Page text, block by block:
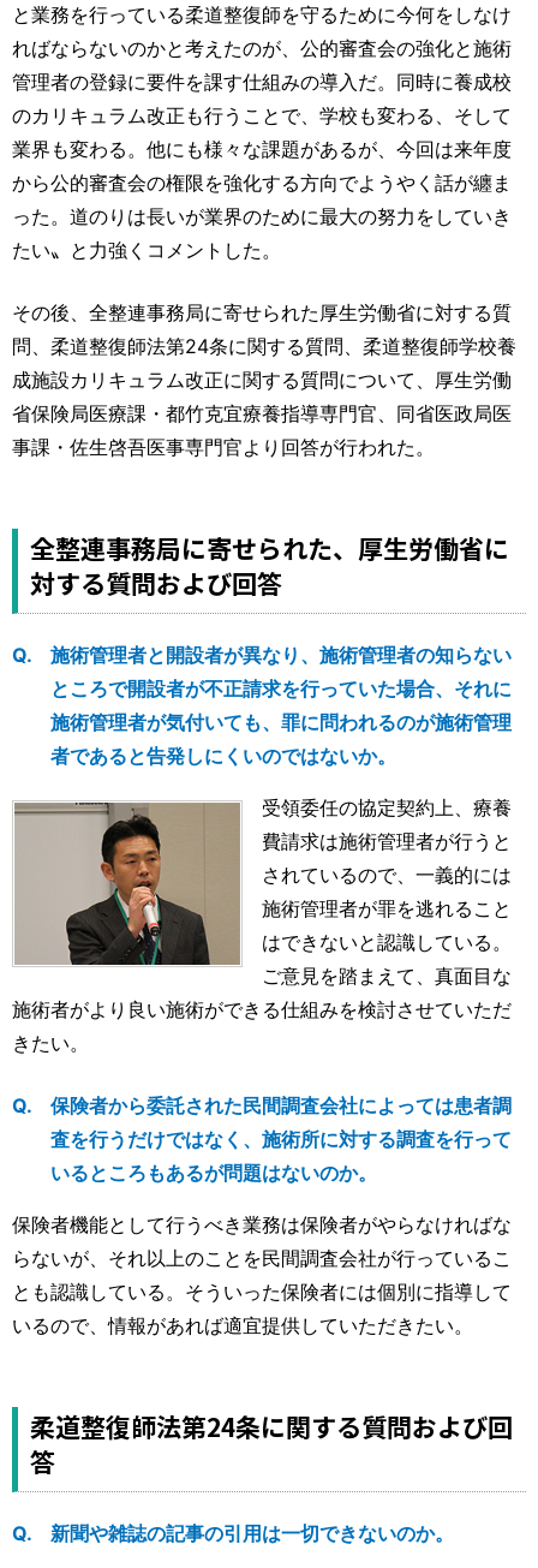
と業務を行っている柔道整復師を守るために今何をしなけ
ればならないのかと考えたのが、公的審査会の強化と施術
管理者の登録に要件を課す仕組みの導入だ。同時に養成校
のカリキュラム改正も行うことで、学校も変わる、そして
業界も変わる。他にも様々な課題があるが、今回は来年度
から公的審査会の権限を強化する方向でようやく話が纏ま
った。道のりは長いが業界のために最大の努力をしていき
たい〟と力強くコメントした。
その後、全整連事務局に寄せられた厚生労働省に対する質
問、柔道整復師法第24条に関する質問、柔道整復師学校養
成施設カリキュラム改正に関する質問について、厚生労働
省保険局医療課・都竹克宜療養指導専門官、同省医政局医
事課・佐生啓吾医事専門官より回答が行われた。
全整連事務局に寄せられた、厚生労働省に
対する質問および回答
施術管理者と開設者が異なり、施術管理者の知らない
ところで開設者が不正請求を行っていた場合、それに
施術管理者が気付いても、罪に問われるのが施術管理
者であると告発しにくいのではないか。
受領委任の協定契約上、療養
費請求は施術管理者が行うと
されているので、一義的には
施術管理者が罪を逃れること
はできないと認識している。
ご意見を踏まえて、真面目な
施術者がより良い施術ができる仕組みを検討させていただ
きたい。
保険者から委託された民間調査会社によっては患者調
査を行うだけではなく、施術所に対する調査を行って
いるところもあるが問題はないのか。
保険者機能として行うべき業務は保険者がやらなければな
らないが、それ以上のことを民間調査会社が行っているこ
とも認識している。そういった保険者には個別に指導して
いるので、情報があれば適宜提供していただきたい。
柔道整復師法第24条に関する質問および回
答
新聞や雑誌の記事の引用は一切できないのか。